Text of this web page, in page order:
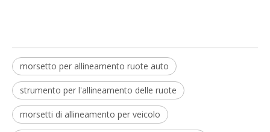
morsetto per allineamento ruote auto
strumento per l'allineamento delle ruote
morsetti di allineamento per veicolo